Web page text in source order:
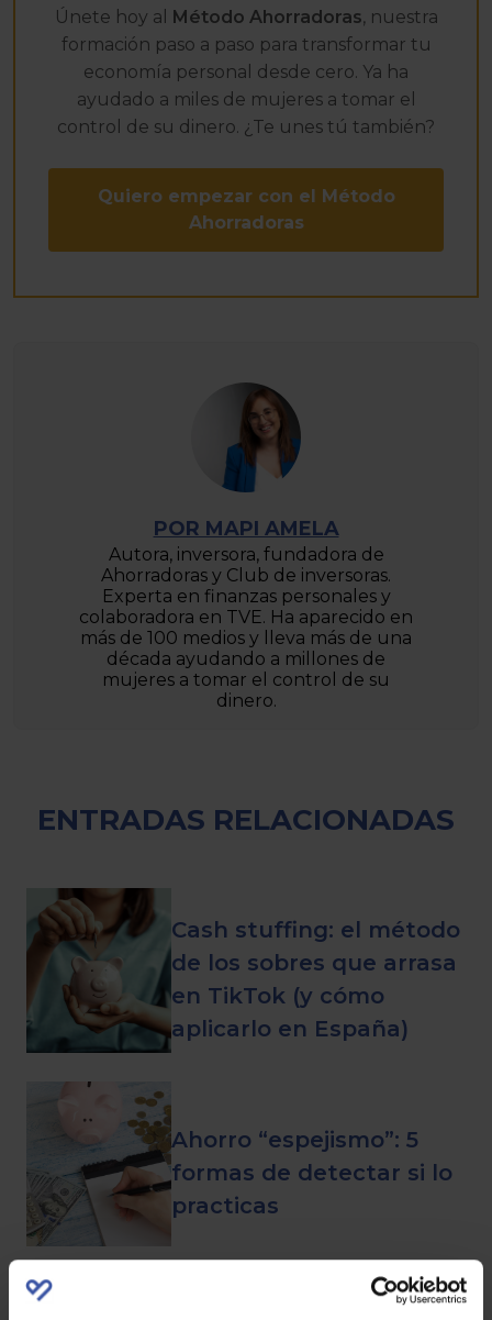
Únete hoy al Método Ahorradoras, nuestra
formación paso a paso para transformar tu
economía personal desde cero. Ya ha
ayudado a miles de mujeres a tomar el
control de su dinero. ¿Te unes tú también?
Quiero empezar con el Método
Ahorradoras
POR MAPI AMELA
Autora, inversora, fundadora de
Ahorradoras y Club de inversoras.
Experta en finanzas personales y
colaboradora en TVE. Ha aparecido en
más de 100 medios y lleva más de una
década ayudando a millones de
mujeres a tomar el control de su
dinero.
ENTRADAS RELACIONADAS
Cash stuffing: el método
de los sobres que arrasa
en TikTok (y cómo
aplicarlo en España)
Ahorro “espejismo”: 5
formas de detectar si lo
practicas